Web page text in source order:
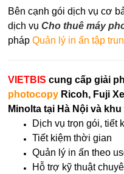
Bên cạnh gói dịch vụ cơ
dịch vụ Cho thuê máy
pháp Quản lý in ấn tập
VIETBIS cung cấp giải
photocopy Ricoh, Fuji
Minolta tại Hà Nội và
Dịch vụ trọn gói, tiết
Tiết kiệm thời gian
Quản lý in ấn theo
Hỗ trợ kỹ thuật